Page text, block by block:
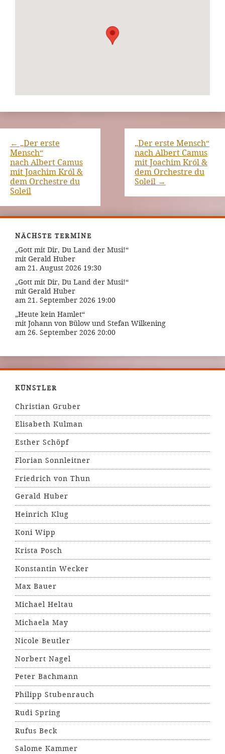
← „Der erste
Mensch“
nach Albert Camus
mit Joachim Król &
dem Orchestre du
Soleil
„Der erste Mensch“
nach Albert Camus
mit Joachim Król &
dem Orchestre du
Soleil →
NÄCHSTE TERMINE
„Gott mit Dir, Du Land der Musi!“
mit Gerald Huber
am 21. August 2026 19:30
„Gott mit Dir, Du Land der Musi!“
mit Gerald Huber
am 21. September 2026 19:00
„Heute kein Hamlet“
mit Johann von Bülow und Stefan Wilkening
am 26. September 2026 20:00
KÜNSTLER
Christian Gruber
Elisabeth Kulman
Esther Schöpf
Florian Sonnleitner
Friedrich von Thun
Gerald Huber
Heinrich Klug
Koni Wipp
Krista Posch
Konstantin Wecker
Max Bauer
Michael Heltau
Michaela May
Nicole Beutler
Norbert Nagel
Peter Bachmann
Philipp Stubenrauch
Rudi Spring
Rufus Beck
Salome Kammer